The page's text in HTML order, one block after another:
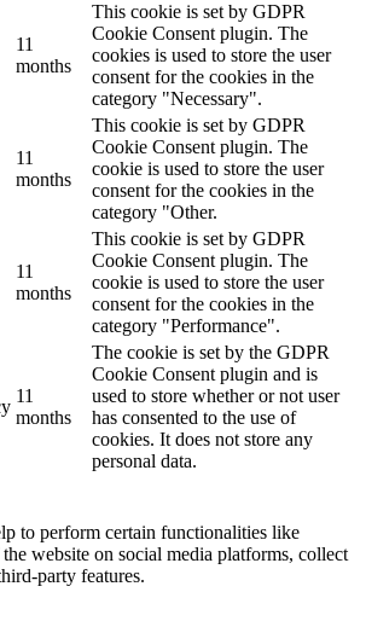
11
months
This cookie is set by GDPR
Cookie Consent plugin. The
cookies is used to store the user
consent for the cookies in the
category "Necessary".
11
months
This cookie is set by GDPR
Cookie Consent plugin. The
cookie is used to store the user
consent for the cookies in the
category "Other.
11
months
This cookie is set by GDPR
Cookie Consent plugin. The
cookie is used to store the user
consent for the cookies in the
category "Performance".
11
months
The cookie is set by the GDPR
Cookie Consent plugin and is
used to store whether or not user
has consented to the use of
cookies. It does not store any
personal data.
to perform certain functionalities like
website on social media platforms, collect
party features.